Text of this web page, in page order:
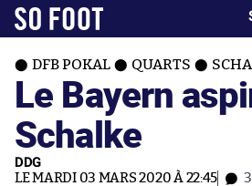
DFB POKAL QUARTS
Le Bayern
Schalke
DDG
LE MARDI 03 MARS 2020 À 22:45